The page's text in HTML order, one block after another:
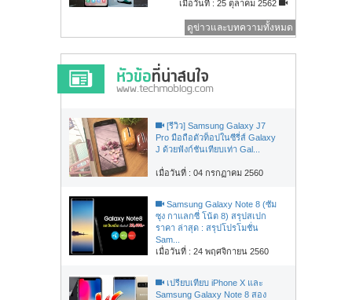
เมื่อวันที่ : 25 ตุลาคม 2562
ดูข่าวและบทความทั้งหมด
[รีวิว] Samsung Galaxy J7
Pro มือถือตัวท็อปในซีรี่ส์ Galaxy
J ด้วยฟังก์ชันเทียบเท่า Gal...
เมื่อวันที่ : 04 กรกฏาคม 2560
Samsung Galaxy Note 8 (ซัม
ซุง กาแลกซี่ โน้ต 8) สรุปสเปก
ราคา ล่าสุด : สรุปโปรโมชั่น
Sam...
เมื่อวันที่ : 24 พฤศจิกายน 2560
เปรียบเทียบ iPhone X และ
Samsung Galaxy Note 8 สอง